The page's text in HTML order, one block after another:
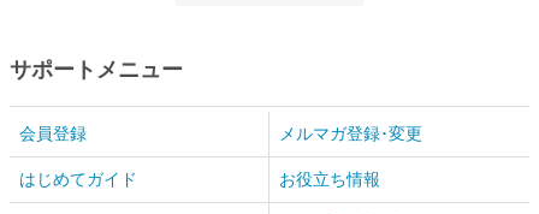
サポートメニュー
会員登録 メルマガ登録･変更
はじめてガイド お役立ち情報